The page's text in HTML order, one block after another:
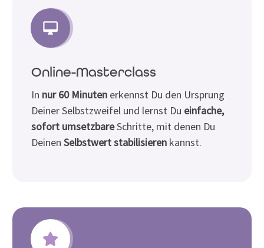
Online-Masterclass
In nur 60 Minuten erkennst Du den Ursprung
Deiner Selbstzweifel und lernst Du einfache,
sofort umsetzbareSchritte, mit denen Du
Deinen Selbstwert stabilisieren kannst.